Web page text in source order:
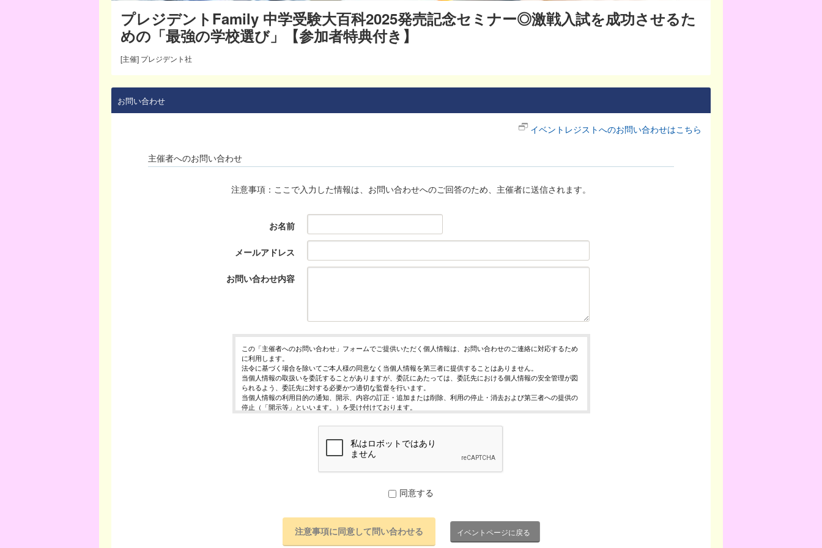
プレジデントFamily 中学受験大百科2025発売記念セミナー◎激戦入試を成功させるた
めの「最強の学校選び」【参加者特典付き】
[主催] プレジデント社
お問い合わせ
イベントレジストへのお問い合わせはこちら
主催者へのお問い合わせ
注意事項：ここで入力した情報は、お問い合わせへのご回答のため、主催者に送信されます。
お名前
メールアドレス
お問い合わせ内容
この「主催者へのお問い合わせ」フォームでご提供いただく個人情報は、お問い合わせのご連絡に対応するため
に利用します。
法令に基づく場合を除いてご本人様の同意なく当個人情報を第三者に提供することはありません。
当個人情報の取扱いを委託することがありますが、委託にあたっては、委託先における個人情報の安全管理が図
られるよう、委託先に対する必要かつ適切な監督を行います。
当個人情報の利用目的の通知、開示、内容の訂正・追加または削除、利用の停止・消去および第三者への提供の
停止（「開示等」といいます。）を受け付けております。
ご入力頂く情報の提供は任意となっております。ただし、正確な情報をご提供いただけない場合には、お問合せ
当ホームページではご利用状況の統計調査のためクッキー等を用いておりますが、これによる個人情報の取得、
東京都渋谷区千駄ヶ谷1－21－6 E-Mail：contact@eventregist.com
E-Mail ： contact@eventregist.com
同意する
イベントページに戻る